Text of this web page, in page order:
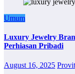
Umum
Luxury Jewelry
Perhiasan Pribadi
August 16, 2025